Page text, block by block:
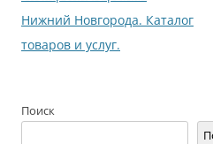
Нижний Новгорода. Каталог
товаров и услуг.
Поиск